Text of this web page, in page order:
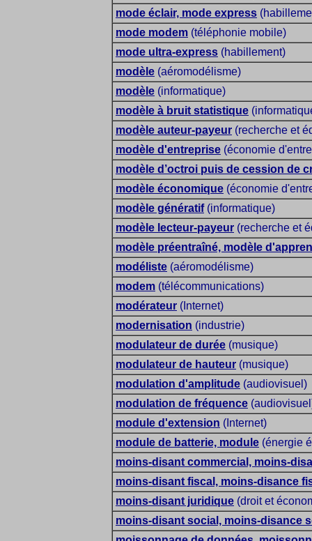
mode éclair, mode express
mode modem (téléphonie mobile)
mode ultra-express (habillement)
modèle (aéromodélisme)
modèle (informatique)
modèle à bruit statistique
modèle auteur-payeur (recherche et
modèle d'entreprise (économie
modèle d’octroi puis de cession de
modèle économique (économie
modèle génératif(informatique)
modèle lecteur-payeur (recherche et
modèle préentraîné, modèle
modéliste (aéromodélisme)
modem (télécommunications)
modérateur (Internet)
modernisation (industrie)
modulateur de durée (musique)
modulateur de hauteur (musique)
modulation d'amplitude (audiovisuel)
modulation de fréquence
module d'extension (Internet)
module de batterie, module (énergie
moins-disant commercial, moins-
moins-disant fiscal, moins-disance
moins-disant juridique (droit et
moins-disant social, moins-disance